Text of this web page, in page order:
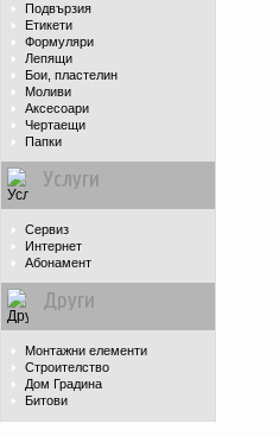
Подвързия
Етикети
Формуляри
Лепящи
Бои, пластелин
Моливи
Аксесоари
Чертаещи
Папки
Услуги
Сервиз
Интернет
Абонамент
Други
Монтажни елементи
Строителство
Дом Градина
Битови